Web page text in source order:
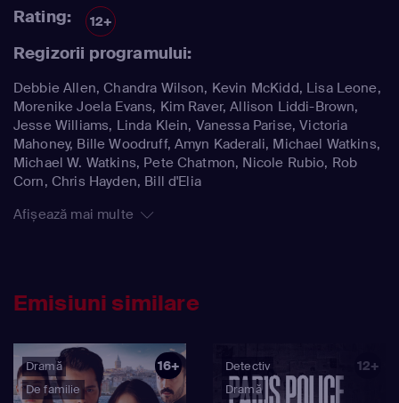
Rating: 12+
Regizorii programului:
Debbie Allen, Chandra Wilson, Kevin McKidd, Lisa Leone,
Morenike Joela Evans, Kim Raver, Allison Liddi-Brown,
Jesse Williams, Linda Klein, Vanessa Parise, Victoria
Mahoney, Bille Woodruff, Amyn Kaderali, Michael Watkins,
Michael W. Watkins, Pete Chatmon, Nicole Rubio, Rob
Corn, Chris Hayden, Bill d'Elia
Afișează mai multe
Emisiuni similare
Dramă
De familie
16+
Detectiv
Dramă
12+